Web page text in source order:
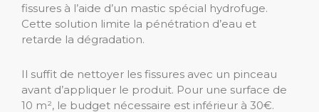
fissures à l’aide d’un mastic spécial hydrofuge.
Cette solution limite la pénétration d’eau et
retarde la dégradation.
Il suffit de nettoyer les fissures avec un pinceau
avant d’appliquer le produit. Pour une surface de
10 m², le budget nécessaire est inférieur à 30€.